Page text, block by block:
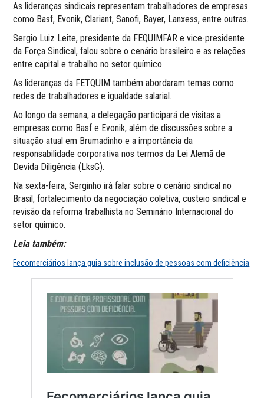
As lideranças sindicais representam trabalhadores de empresas
como Basf, Evonik, Clariant, Sanofi, Bayer, Lanxess, entre outras.
Sergio Luiz Leite, presidente da FEQUIMFAR e vice-presidente
da Força Sindical, falou sobre o cenário brasileiro e as relações
entre capital e trabalho no setor químico.
As lideranças da FETQUIM também abordaram temas como
redes de trabalhadores e igualdade salarial.
Ao longo da semana, a delegação participará de visitas a
empresas como Basf e Evonik, além de discussões sobre a
situação atual em Brumadinho e a importância da
responsabilidade corporativa nos termos da Lei Alemã de
Devida Diligência (LksG).
Na sexta-feira, Serginho irá falar sobre o cenário sindical no
Brasil, fortalecimento da negociação coletiva, custeio sindical e
revisão da reforma trabalhista no Seminário Internacional do
setor químico.
Leia também:
Fecomerciários lança guia sobre inclusão de pessoas com deficiência